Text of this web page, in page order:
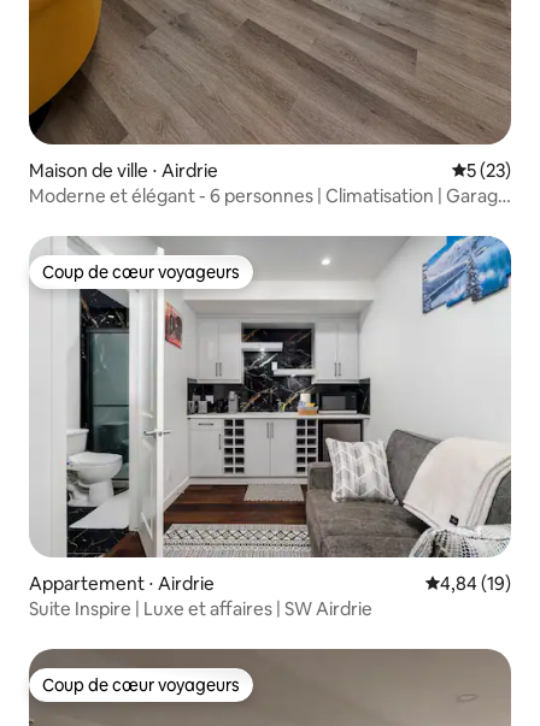
Maison de ville ⋅ Airdrie
5 (23)
Moderne et élégant - 6 personnes | Climatisation | Garage
Coup de cœur voyageurs
Coup de cœur voyageurs
Appartement ⋅ Airdrie Évaluation
4,84 (19)
Suite Inspire | Luxe et affaires | SW Airdrie
Coup de cœur voyageurs
Coup de cœur voyageurs